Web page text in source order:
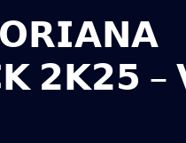
𝟮𝗞𝟮𝟱 –